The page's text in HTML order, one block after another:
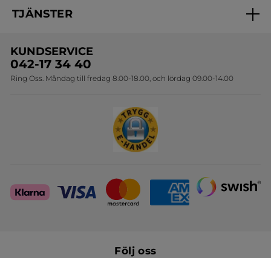
Online prislista
Erbjudanden
Travelsize
Sets
TJÄNSTER
Onlineprislista för postorder
KUNDSERVICE
042-17 34 40
Ring Oss. Måndag till fredag 8.00-18.00, och lördag 09.00-14.00
Följ oss